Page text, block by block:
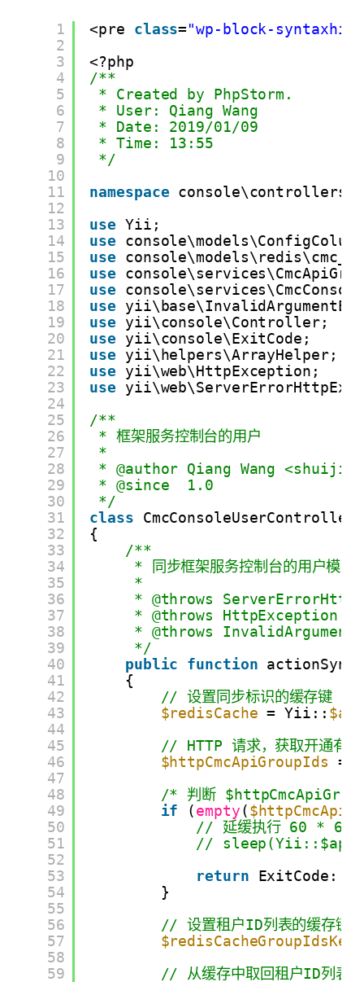
1
2
3
4
5
6
7
8
9
10
11
12
13
14
15
16
17
18
19
20
21
22
23
24
25
26
27
28
29
30
31
32
33
34
35
36
37
38
39
40
41
42
43
44
45
46
47
48
49
50
51
52
53
54
55
56
57
58
59
<pre class="wp-block-
<?php
/**
* Created by PhpStorm.
* User: Qiang Wang
* Date: 2019/01/09
* Time: 13:55
*/
namespace console\controllers;
use Yii;
use
use
use
use
use
use yii\console\Controller;
use yii\console\ExitCode;
use yii\helpers\ArrayHelper;
use yii\web\HttpException;
use
/**
* 框架服务控制台的用户
*
* @author Qiang Wang
* @since  1.0
*/
class
CmcConsoleUserController
{
/**
* 同步框架服务控制台的用户模
*
* @throws
* @throws HttpException 如
* @throws
*/
public
function
{
// 设置同步标识的缓存键
$redisCache = Yii:: $app
// HTTP 请求，获取开通有
$httpCmcApiGroupIds
=
/* 判断
if
(empty(
// 延缓执行 60 * 60
// sleep(Yii::$app-
return
}
// 设置租户ID列表的缓存键
$redisCacheGroupIdsKey
// 从缓存中取回租户ID列表